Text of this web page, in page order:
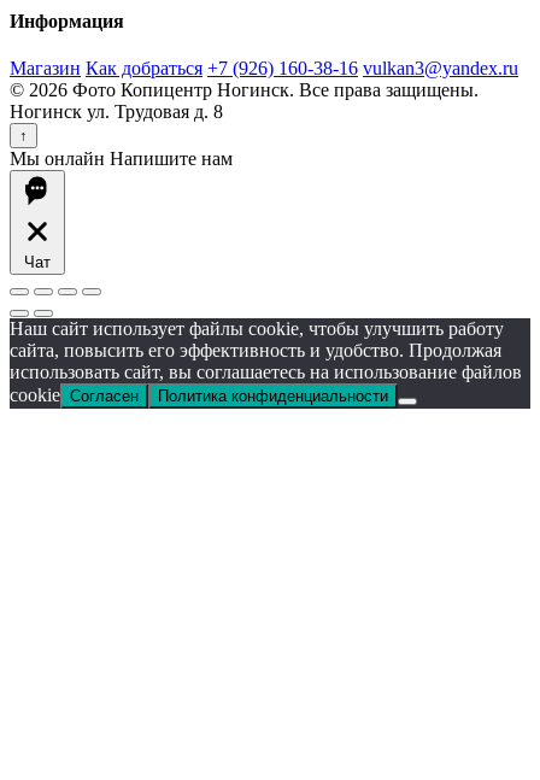
Информация
Магазин Как добраться +7 (926) 160-38-16 vulkan3@yandex.ru
© 2026 Фото Копицентр Ногинск. Все права защищены.
Ногинск ул. Трудовая д. 8
↑
Мы онлайн Напишите нам
Чат
Наш сайт использует файлы cookie, чтобы улучшить работу
сайта, повысить его эффективность и удобство. Продолжая
использовать сайт, вы соглашаетесь на использование файлов
cookie Согласен Политика конфиденциальности